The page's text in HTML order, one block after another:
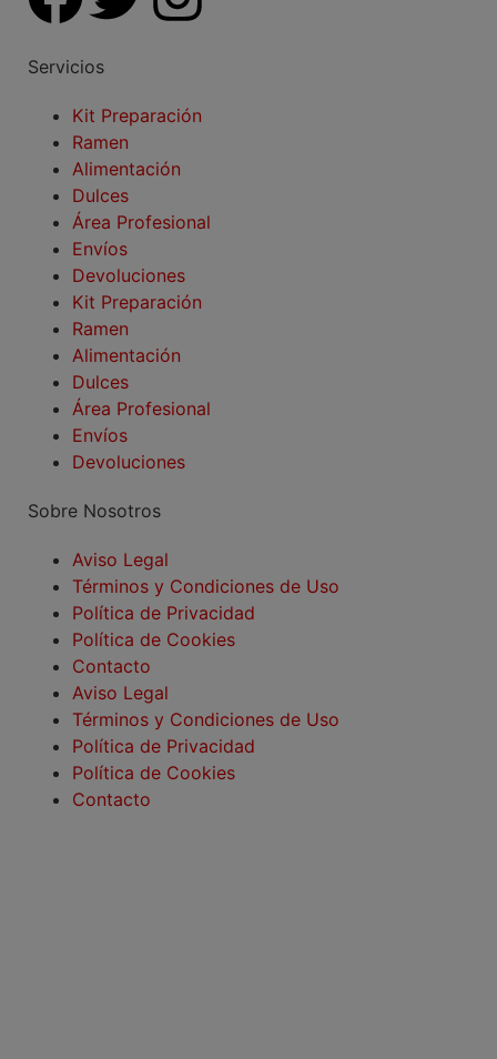
Servicios
Kit Preparación
Ramen
Alimentación
Dulces
Área Profesional
Envíos
Devoluciones
Kit Preparación
Ramen
Alimentación
Dulces
Área Profesional
Envíos
Devoluciones
Sobre Nosotros
Aviso Legal
Términos y Condiciones de Uso
Política de Privacidad
Política de Cookies
Contacto
Aviso Legal
Términos y Condiciones de Uso
Política de Privacidad
Política de Cookies
Contacto